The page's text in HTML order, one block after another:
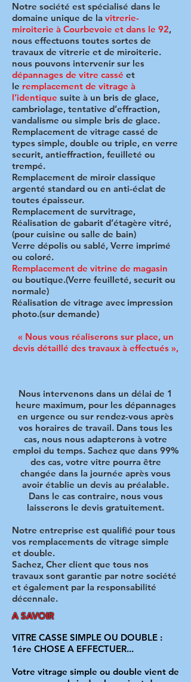
Notre société est spécialisé dans le
domaine unique de la vitrerie-
miroiterie à Courbevoie et dans le 92,
nous effectuons toutes sortes de
travaux de vitrerie et de miroiterie.
nous pouvons intervenir sur les
dépannages de vitre cassé et
le remplacement de vitrage à
l’identique suite à un bris de glace,
cambriolage, tentative d’effraction,
vandalisme ou simple bris de glace.
Remplacement de vitrage cassé de
types simple, double ou triple, en verre
securit, antieffraction, feuilleté ou
trempé.
Remplacement de miroir classique
argenté standard ou en anti-éclat de
toutes épaisseur.
Remplacement de survitrage,
Réalisation de gabarit d’étagère vitré,
(pour cuisine ou salle de bain)
Verre dépolis ou sablé, Verre imprimé
ou coloré.
Remplacement de vitrine de magasin
ou boutique.(Verre feuilleté, securit ou
normale)
Réalisation de vitrage avec impression
photo.(sur demande)
« Nous vous réaliserons sur place, un
devis détaillé des travaux à effectués »,
Nous intervenons dans un délai de 1
heure maximum, pour les dépannages
en urgence ou sur rendez-vous après
vos horaires de travail. Dans tous les
cas, nous nous adapterons à votre
emploi du temps. Sachez que dans 99%
des cas, votre vitre pourra être
changée dans la journée après vous
avoir établie un devis au préalable.
Dans le cas contraire, nous vous
laisserons le devis gratuitement.
Notre entreprise est qualifié pour tous
vos remplacements de vitrage simple
et double.
Sachez, Cher client que tous nos
travaux sont garantie par notre société
et également par la responsabilité
décennale.​
A SAVOIR
VITRE CASSE SIMPLE OU DOUBLE :
1ére CHOSE A EFFECTUER...
Votre vitrage simple ou double vient de